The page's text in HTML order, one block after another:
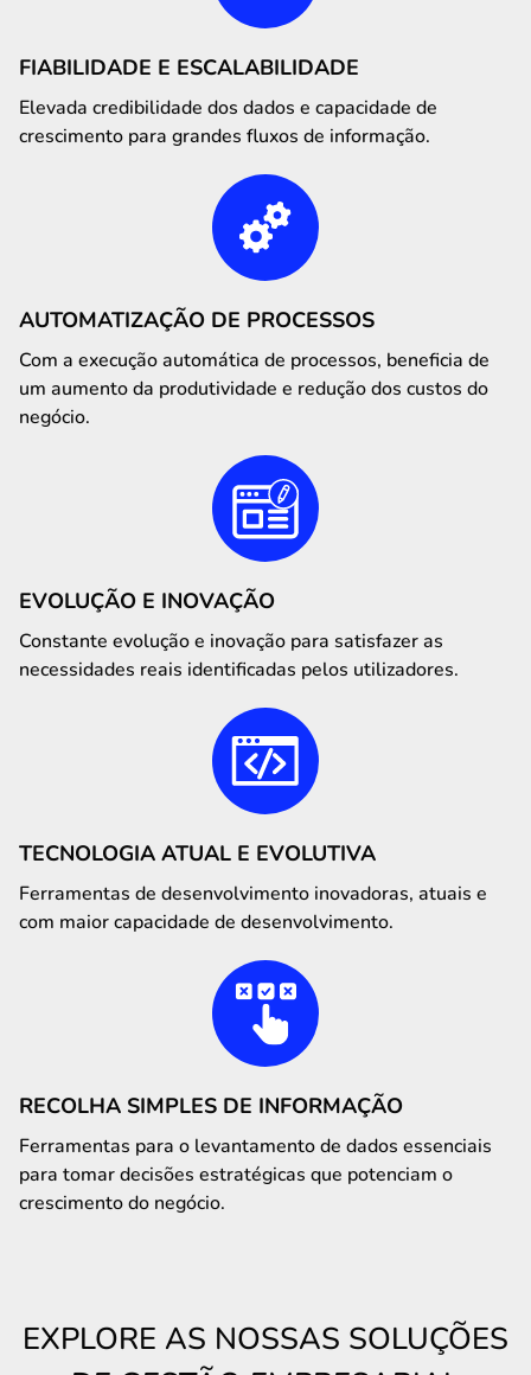
FIABILIDADE E ESCALABILIDADE
Elevada credibilidade dos dados e capacidade de
crescimento para grandes fluxos de informação.
AUTOMATIZAÇÃO DE PROCESSOS
Com a execução automática de processos, beneficia de
um aumento da produtividade e redução dos custos do
negócio.
EVOLUÇÃO E INOVAÇÃO
Constante evolução e inovação para satisfazer as
necessidades reais identificadas pelos utilizadores.
TECNOLOGIA ATUAL E EVOLUTIVA
Ferramentas de desenvolvimento inovadoras, atuais e
com maior capacidade de desenvolvimento.
RECOLHA SIMPLES DE INFORMAÇÃO
Ferramentas para o levantamento de dados essenciais
para tomar decisões estratégicas que potenciam o
crescimento do negócio.
EXPLORE AS NOSSAS SOLUÇÕES